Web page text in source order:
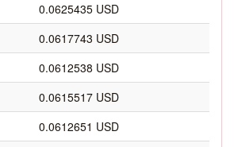
0.0625435 USD
0.0617743 USD
0.0612538 USD
0.0615517 USD
0.0612651 USD